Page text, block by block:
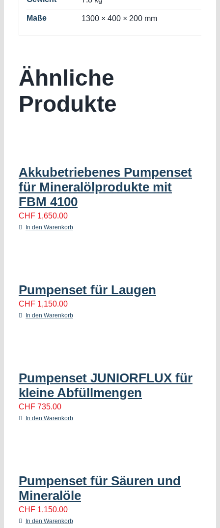
Maße 1300 × 400 × 200 mm
Ähnliche
Produkte
Akkubetriebenes Pumpenset
für Mineralölprodukte mit
FBM 4100
CHF 1,650.00
In den Warenkorb
Pumpenset für Laugen
CHF 1,150.00
In den Warenkorb
Pumpenset JUNIORFLUX für
kleine Abfüllmengen
CHF 735.00
In den Warenkorb
Pumpenset für Säuren und
Mineralöle
CHF 1,150.00
In den Warenkorb